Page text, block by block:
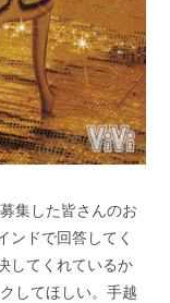
集した皆さんのお
ンドで回答してく
してくれているか
してほしい。手越